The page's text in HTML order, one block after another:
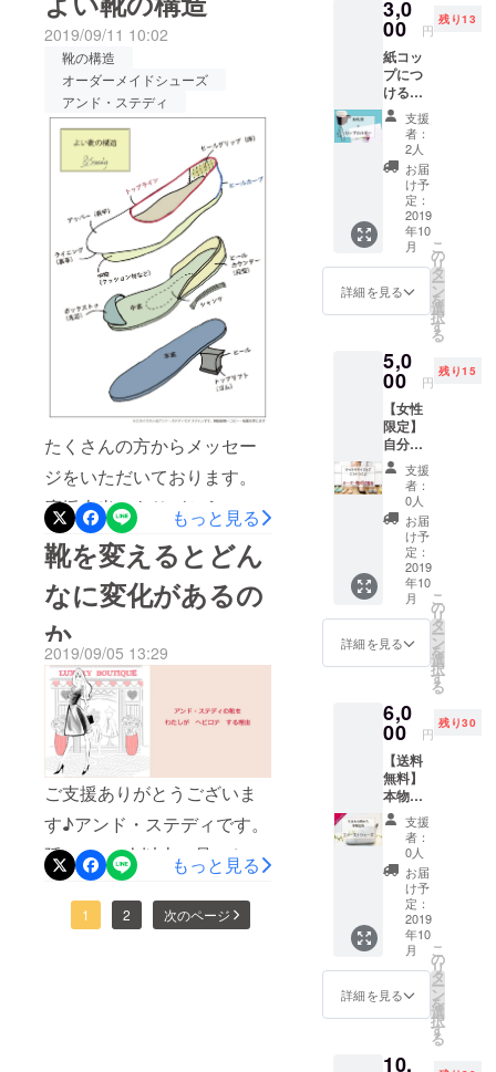
つも脚が痛いんだろう？と
悩んでいませんか？足が痛
むのには原因があります。
靴選びに失敗してしまうの
にも、歩き方がおかしいこ
とにも原因はあるのです。
その原因を知るためスター
トラインに立つためのフッ
トカウンセリングは何を行
うのかお話させてくださ
い。フットカウンセリング
でできること当店のフット
カウンセリングの特徴は、
足の計測はもちろん、実際
にお客さまの足に触れ、普
段履いている靴や、歩く姿
を観察することで・本当の
足の痛みの原因は何なの
か？・根本から改善するた
めには何をしたらいいの
か？・今後どのような足ト
ラブルが予想されるのか？
など女性の足の問題を知り
抜いた「くつ・あし・ある
く研究所」の専門スタッフ
がカウンセリングさせてい
ただきます。さまざまな情
報により、お客さまの足の
情報が詰まったペドカルテ
を完成させます。単なるサ
2019/09/11 10:02
靴の構造
オーダーメイドシューズ
アンド・ステディ
たくさんの方からメッセー
ジをいただいております。
応援本当にありがとうござ
います。アンド・ステディ
はサロンでお客さまの足を
拝見させていただき、その
お客さまに合った靴をご提
供できるよう、日夜研究を
重ねています。よい靴とい
うのは当たり前、というス
タンスです。足に合った靴
のご説明はいつもしている
ので、今日は「よい靴」に
ついてお話したいと思いま
す。よい靴の構造を分解図
にしてみました。靴の中は
もっと見る
靴を変えるとどん
なに変化があるの
か
2019/09/05 13:29
ご支援ありがとうございま
す♪アンド・ステディです。
延べ3,000人以上の足にお悩
みの方の靴をお作りしてき
ました。10,000足以上お仕
もっと見る
1 2 次のページ
ロン｜アン
ヨエクッ
ク」をオー
プン。経営
コンサルタ
ント時代に
培った、ク
ライアント
のために客
観的に見て
問題を発見
し、やれる
ことの優先
て問題を解
決していく
という方法
で、足トラ
ブルに悩む
女性たちか
ら大きな支
持を得る。
並行して靴
づくりを始
靴メーカー
オーダーメ
イドの靴サ
ロン「 アン
ド・ステ
ディ」とし
てリニュー
アル。ワー
クショップ
「足裏を整
えて美脚を
つくる7つの
ステップ」
の開催など
講師活動を
む本革
ケース
で、携
帯タイ
プに仕
上げて
いま
す。
「靴職
人が手
がけた
靴べら
ケース
なん
て、贅
沢！」
とアン
評の商
品で
べら自
体は、
美しい
弧を描
き、踵
を滑り
込ませ
やすい
フォル
ムに
なって
いま
す。ス
テンレ
するり
と滑り
込んで
ゆくよ
うな心
地よ
さ。 足
入れが
楽、ス
トレス
を感じ
ない、
おすす
めの靴
べらで
んな色
柄が届
にお待
3,0
00 円
残り13
紙コッ
プにつ
けると
オシャ
レなレ
ザー
カップ
ホル
ダーを
お礼状
ととも
にお届
けしま
す。 ア
ンド・
人気の
革を厳
選し、
カラフ
ルな裏
地を組
み合わ
せまし
た。 バ
イカ
ラーが
楽し
い、個
性的な
逸品に
仕上
がって
コー
ヒー、
をその
まま持
つと、
熱いで
すよ
ね。こ
のカッ
プを
サッと
さし
て、保
温や滑
り止め
の役割
ホル
支援
者：
2人
お届
け予
定：
2019
年10
月
詳細を見る
こ
の
リ
タ
ー
ン
を
選
択
す
る
5,0
00 円
残り15
【女性
限定】
自分の
足に
ぴった
りの靴
を体感
でき
る、グ
ループ
試着会
の参加
券とな
りま
す。
※初めて
もご提
供でき
ます。
※ご来
店が必
要です
（ギフ
トにも
ご利用
できま
す）
※お友だ
ちとも
ご参加
いただ
けま
す。 足
ると、
支援
者：
0人
お届
け予
定：
2019
年10
月
詳細を見る
こ
の
リ
タ
ー
ン
を
選
択
す
る
6,0
00 円
残り30
【送料
無料】
本物志
向のあ
なたに
お届け
するの
ファー
スト
シュー
ズを手
作りで
きる
キット
※ギフト
支援
者：
0人
お届
け予
定：
2019
年10
月
詳細を見る
こ
の
リ
タ
ー
ン
を
選
択
す
る
10,